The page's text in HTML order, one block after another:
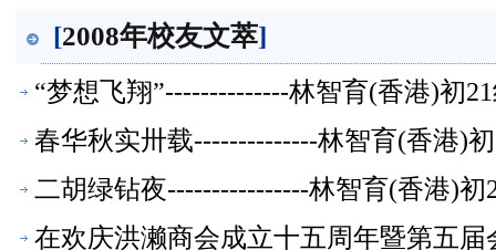
[2008年校友文萃]
“梦想飞翔”--------------林智育(香港)初
春华秋实卅载--------------林智育(香港)
二胡绿钻夜----------------林智育(香港)初
在欢庆洪濑商会成立十五周年暨第五